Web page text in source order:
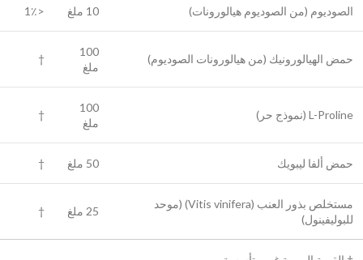
الصوديوم (من الصوديوم هيالورونات) 10 ملغ <1٪
حمض الهيالورونيك (من هيالورونات الصوديوم)
100
ملغ
†
L-Proline (نموذج حر)
100
ملغ
†
حمض ألفا ليبويك 50 ملغ †
مستخلص بذور العنب (Vitis vinifera) (موحد
للبوليفينول)
25 ملغ †